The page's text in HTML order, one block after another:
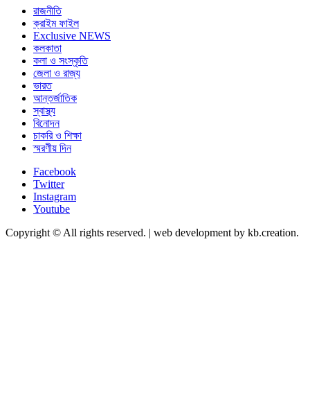
রাজনীতি
ক্রাইম ফাইল
Exclusive NEWS
কলকাতা
কলা ও সংস্কৃতি
জেলা ও রাজ্য
ভারত
আন্তর্জাতিক
স্বাস্থ্য
বিনোদন
চাকরি ও শিক্ষা
স্মরণীয় দিন
Facebook
Twitter
Instagram
Youtube
Copyright © All rights reserved. | web development by kb.creation.